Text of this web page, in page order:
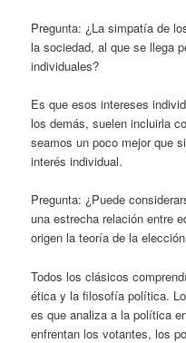
Pregunta: ¿La simpatía de
la sociedad, al que se llega
individuales?
Es que esos intereses
los demás, suelen incluirla
seamos un poco mejor que
interés individual.
Pregunta: ¿Puede
una estrecha relación entre
origen la teoría de la
Todos los clásicos
ética y la filosofía política.
es que analiza a la política
enfrentan los votantes, los